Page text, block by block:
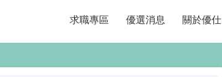
求職專區 優選消息 關於優仕